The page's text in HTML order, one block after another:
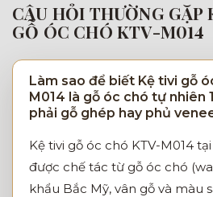
CÂU HỎI THƯỜNG GẶP
GỖ ÓC CHÓ KTV-M014
Làm sao để biết Kệ tivi gỗ
M014 là gỗ óc chó tự nhiên
phải gỗ ghép hay phủ
Kệ tivi gỗ óc chó KTV-M014
được chế tác từ gỗ óc chó
khẩu Bắc Mỹ, vân gỗ và màu